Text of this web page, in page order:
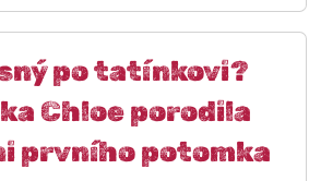
po tatínkovi?
Chloe porodila
prvního potomka